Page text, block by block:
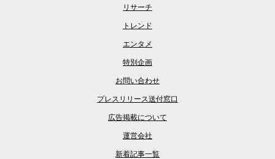
リサーチ
トレンド
エンタメ
特別企画
お問い合わせ
プレスリリース送付窓口
広告掲載について
運営会社
新着記事一覧